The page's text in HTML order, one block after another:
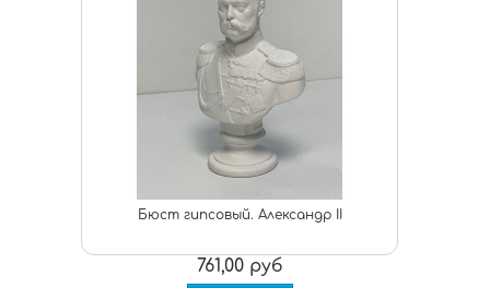
Бюст гипсовый. Александр II
761,00 руб